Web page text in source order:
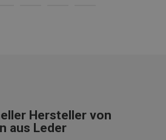
Hersteller von
aus Leder